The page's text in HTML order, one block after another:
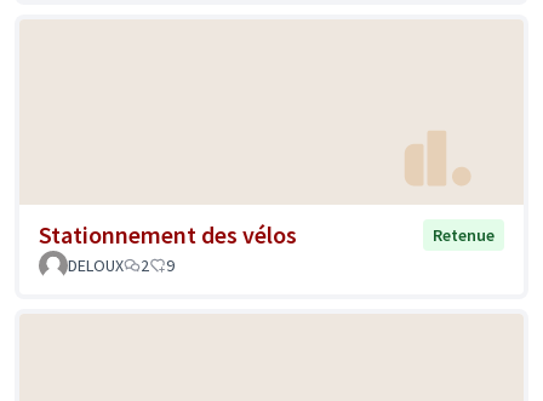
Stationnement des vélos
Retenue
DELOUX
2 9